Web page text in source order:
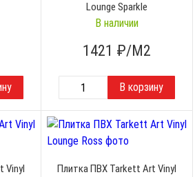
Lounge Sparkle
В наличии
1421 ₽/М2
Vinyl
Плитка ПВХ Tarkett Art Vinyl